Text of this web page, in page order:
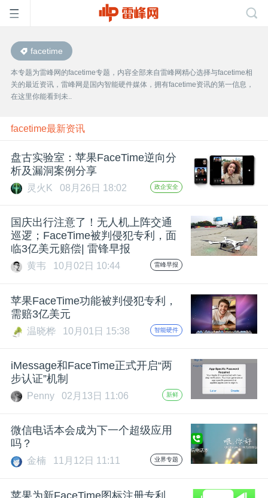
首
页
雷
峰
公
开
课
动
facetime
本专题为雷峰网的facetime专题，内容全部来自雷峰网精心选择与facetime相
关的最近资讯，雷峰网是国内智能硬件媒体，拥有facetime资讯的第一信息，
在这里你能看到未..
facetime最新资讯
盘古实验室：苹果FaceTime逆向分
析及漏洞案例分享
灵火K 08月26日 18:02 政企安全
国庆出行注意了！无人机上阵交通
巡逻；FaceTime被判侵犯专利，面
临3亿美元赔偿| 雷锋早报
黄韦 10月02日 10:44 雷峰早报
苹果FaceTime功能被判侵犯专利，
需赔3亿美元
温晓桦 10月01日 15:38 智能硬件
iMessage和FaceTime正式开启“两
步认证”机制
Penny 02月13日 11:06 新鲜
微信电话本会成为下一个超级应用
吗？
金楠 11月12日 11:11 业界专题
苹果为新FaceTime图标注册专利